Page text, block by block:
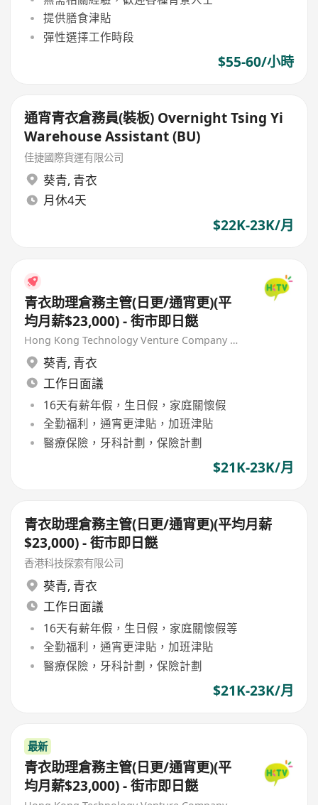
提供膳食津貼
彈性選擇工作時段
$55-60/小時
通宵青衣倉務員(裝板) Overnight Tsing Yi
Warehouse Assistant (BU)
佳捷國際貨運有限公司
葵青, 青衣
月休4天
$22K-23K/月
青衣助理倉務主管(日更/通宵更)(平
均月薪$23,000) - 街市即日餸
Hong Kong Technology Venture Company Limited(HKTV)
葵青, 青衣
工作日面議
16天有薪年假，生日假，家庭關懷假
全勤福利，通宵更津貼，加班津貼
醫療保險，牙科計劃，保險計劃
$21K-23K/月
青衣助理倉務主管(日更/通宵更)(平均月薪
$23,000) - 街市即日餸
香港科技探索有限公司
葵青, 青衣
工作日面議
16天有薪年假，生日假，家庭關懷假等
全勤福利，通宵更津貼，加班津貼
醫療保險，牙科計劃，保險計劃
$21K-23K/月
最新
青衣助理倉務主管(日更/通宵更)(平
均月薪$23,000) - 街市即日餸